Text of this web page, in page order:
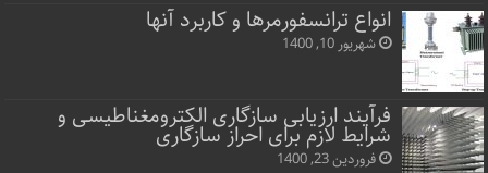
انواع ترانسفورمرها و کاربرد آنها
شهریور 10, 1400
فرآیند ارزیابی سازگاری الکترومغناطیسی و
شرایط لازم برای احراز سازگاری
فروردین 23, 1400